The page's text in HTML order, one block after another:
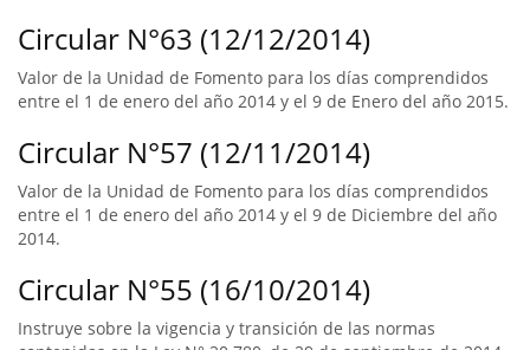
Circular N°63 (12/12/2014)
Valor de la Unidad de Fomento para los días comprendidos
entre el 1 de enero del año 2014 y el 9 de Enero del año 2015.
Circular N°57 (12/11/2014)
Valor de la Unidad de Fomento para los días comprendidos
entre el 1 de enero del año 2014 y el 9 de Diciembre del año
2014.
Circular N°55 (16/10/2014)
Instruye sobre la vigencia y transición de las normas